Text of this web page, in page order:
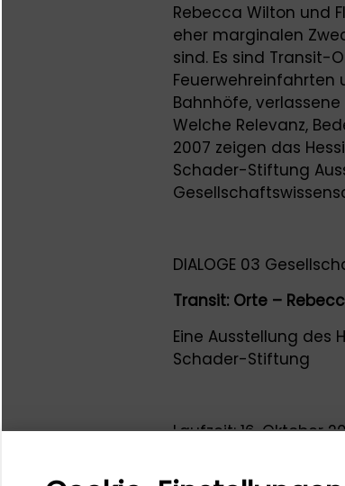
Rebecca Wilton und
eher marginalen
sind. Es sind Transit-
Feuerwehreinfahrten
Bahnhöfe,
Welche Relevanz,
2007 zeigen das
Schader-Stiftung
DIALOGE 03
Transit: Orte –
Eine Ausstellung des
Schader-Stiftung
Laufzeit: 16. Oktober